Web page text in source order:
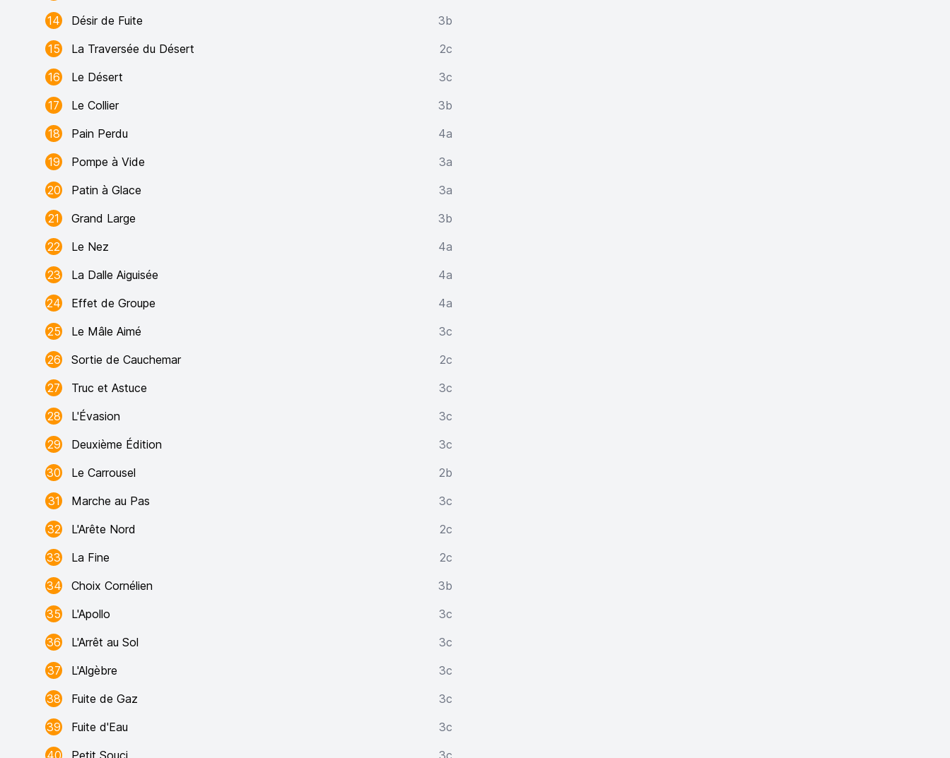
14
Désir de Fuite
3b
15
La Traversée du Désert
2c
16
Le Désert
3c
17
Le Collier
3b
18
Pain Perdu
4a
19
Pompe à Vide
3a
20
Patin à Glace
3a
21
Grand Large
3b
22
Le Nez
4a
23
La Dalle Aiguisée
4a
24
Effet de Groupe
4a
25
Le Mâle Aimé
3c
26
Sortie de Cauchemar
2c
27
Truc et Astuce
3c
28
L'Évasion
3c
29
Deuxième Édition
3c
30
Le Carrousel
2b
31
Marche au Pas
3c
32
L'Arête Nord
2c
33
La Fine
2c
34
Choix Cornélien
3b
35
L'Apollo
3c
36
L'Arrêt au Sol
3c
37
L'Algèbre
3c
38
Fuite de Gaz
3c
39
Fuite d'Eau
3c
40
Petit Souci 3c